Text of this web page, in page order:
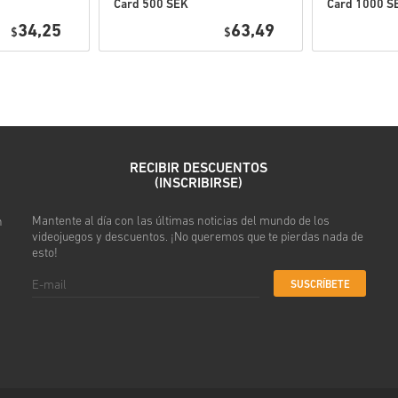
Mira la guía rápida arriba o
$34,25
Card 500 SEK
$63,49
Card 1000
RECIBIR DESCUENTOS
(INSCRIBIRSE)
Mantente al día con las últimas noticias del mundo de los
videojuegos y descuentos. ¡No queremos que te pierdas nada de
esto!
SUSCRÍBETE